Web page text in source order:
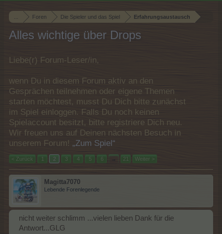
Foren Die Spieler und das Spiel Erfahrungsaustausch
Alles wichtige über Drops
Liebe(r) Forum-Leser/in,
wenn Du in diesem Forum aktiv an den
Gesprächen teilnehmen oder eigene Themen
starten möchtest, musst Du Dich bitte zunächst
im Spiel einloggen. Falls Du noch keinen
Spielaccount besitzt, bitte registriere Dich neu.
Wir freuen uns auf Deinen nächsten Besuch in
unserem Forum! „Zum Spiel“
< Zurück 1 2 3 4 5 6 → 21 Weiter >
Magitta7070
Lebende Forenlegende
nicht weiter schlimm ...vielen lieben Dank für die
Antwort...GLG